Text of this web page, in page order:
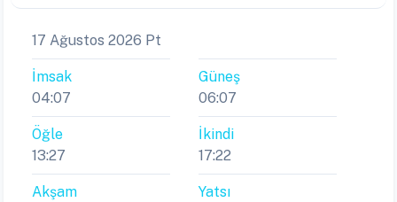
17 Ağustos 2026 Pt
İmsak
04:07
Güneş
06:07
Öğle
13:27
İkindi
17:22
Akşam
Yatsı